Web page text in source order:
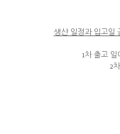
생산 일정과 입고일
1차 출고
2